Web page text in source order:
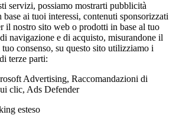
servizi, possiamo mostrarti pubblicità
base ai tuoi interessi, contenuti sponsorizzati
il nostro sito web o prodotti in base al tuo
navigazione e di acquisto, misurandone il
consenso, su questo sito utilizziamo i
terze parti:
Advertising, Raccomandazioni di
clic, Ads Defender
esteso